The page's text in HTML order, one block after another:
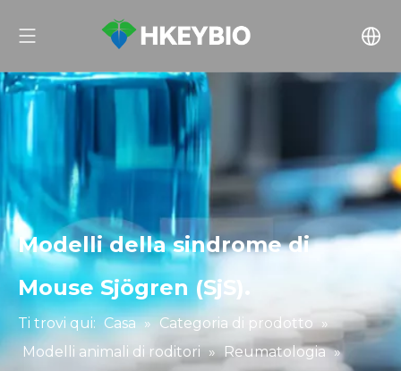
Modelli della sindrome di
Mouse Sjögren (SjS).
Ti trovi qui: Casa » Categoria di prodotto »
Modelli animali di roditori » Reumatologia »